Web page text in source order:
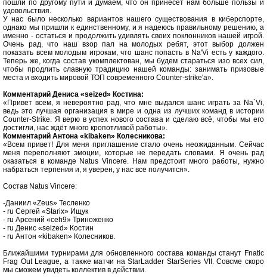
пошли по другому пути и думаем, что он принесёт нам больше пользы и
удовольствия.
У нас было несколько вариантов нашего существования в киберспорте,
однако мы пришли к единственному, и я надеюсь правильному решению, а
именно - остаться и продолжить удивлять своих поклонников нашей игрой.
Очень рад, что наш взор пал на молодых ребят, этот выбор должен
показать всем молодым игрокам, что шанс попасть в Na'Vi есть у каждого.
Теперь же, когда состав укомплектован, мы будем стараться изо всех сил,
чтобы продлить славную традицию нашей команды: занимать призовые
места и входить мировой ТОП современного Counter-strike'a».
Комментарий Дениса «seized» Костина:
«Привет всем, я невероятно рад, что мне выдался шанс играть за Na`Vi,
ведь это лучшая организация в мире и одна из лучших команд в истории
Counter-Strike. Я верю в успех нового состава и сделаю всё, чтобы мы его
достигли, нас ждёт много кропотливой работы».
Комментарий Антона «kibaken» Колесникова:
«Всем привет! Для меня приглашение стало очень неожиданным. Сейчас
меня переполняют эмоции, которые не передать словами. Я очень рад
оказаться в команде Natus Vincere. Нам предстоит много работы, нужно
набраться терпения и, я уверен, у нас все получится».
Состав Natus Vincere:
-Даниил «Zeus» Тесленко
- ru Сергей «Starix» Ищук
- ru Арсений «ceh9» Триноженко
- ru Денис «seized» Костин
- ru Антон «kibaken» Колесников.
Ближайшими турнирами для обновленного состава команды станут Fnatic
Frag Out League, а также матчи на StarLadder StarSeries VII. Совсме скоро
мы сможем увидеть коллектив в действии.